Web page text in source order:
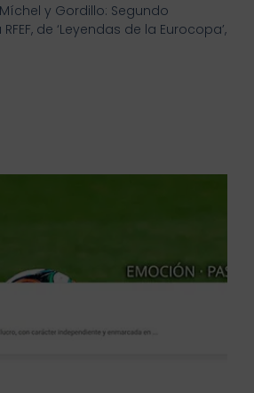
y Gordillo: Segundo
de ‘Leyendas de la Eurocopa’,